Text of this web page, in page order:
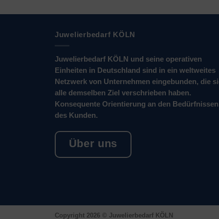
Juwelierbedarf KÖLN
Juwelierbedarf KÖLN und seine operativen
Einheiten in Deutschland sind in ein weltweites
Netzwerk von Unternehmen eingebunden, die
alle demselben Ziel verschrieben haben.
Konsequente Orientierung an den Bedürfnissen
des Kunden.
Über uns
Copyright 2026 © Juwelierbedarf KÖLN